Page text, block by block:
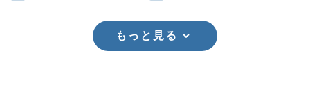
もっと見る